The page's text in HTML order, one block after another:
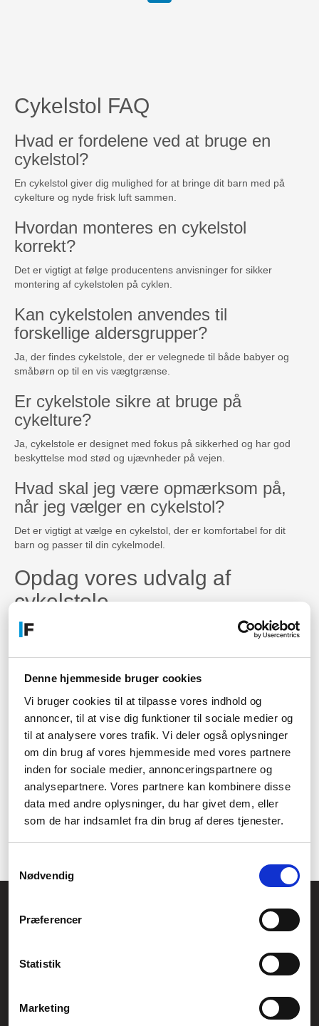
Denne hjemmeside bruger cookies
Vi bruger cookies til at tilpasse vores indhold og
annoncer, til at vise dig funktioner til sociale medier og
til at analysere vores trafik. Vi deler også oplysninger
om din brug af vores hjemmeside med vores partnere
inden for sociale medier, annonceringspartnere og
analysepartnere. Vores partnere kan kombinere disse
data med andre oplysninger, du har givet dem, eller
som de har indsamlet fra din brug af deres tjenester.
Nødvendig
Præferencer
Statistik
Marketing
Cykelstol FAQ
Hvad er fordelene ved at bruge en
cykelstol?
En cykelstol giver dig mulighed for at bringe dit barn med på
cykelture og nyde frisk luft sammen.
Hvordan monteres en cykelstol
korrekt?
Det er vigtigt at følge producentens anvisninger for sikker
montering af cykelstolen på cyklen.
Kan cykelstolen anvendes til
forskellige aldersgrupper?
Ja, der findes cykelstole, der er velegnede til både babyer og
småbørn op til en vis vægtgrænse.
Er cykelstole sikre at bruge på
cykelture?
Ja, cykelstole er designet med fokus på sikkerhed og har god
beskyttelse mod stød og ujævnheder på vejen.
Hvad skal jeg være opmærksom på,
når jeg vælger en cykelstol?
Det er vigtigt at vælge en cykelstol, der er komfortabel for dit
barn og passer til din cykelmodel.
Opdag vores udvalg af
cykelstole
Tag din lille passager med på dine eventyr på to hjul med vores
Gør cykelture til en sjov
familieoplevelse
Med en cykelstol kan du skabe smukke minder med dit barn og
nyde naturen sammen i fri luft.
Få mere ud af dine cykelture
med en cykelstol
Investér i en cykelstol for at tilføje ekstra bekvemmelighed og
CVR.: 26208637
Generelle henvendelser:
Service- og reklamationsafdelingen: